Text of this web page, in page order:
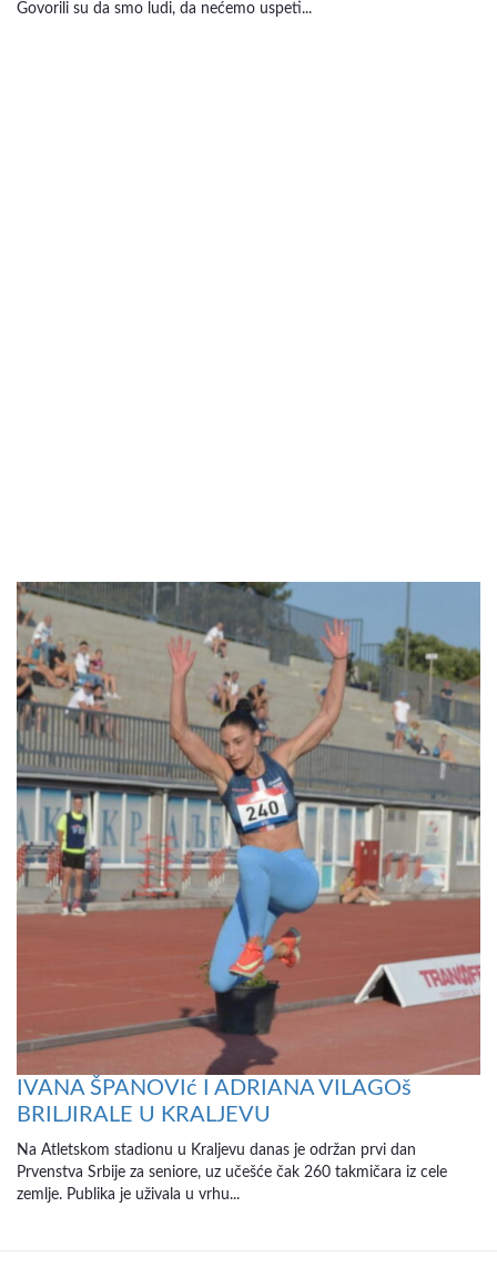
Govorili su da smo ludi, da nećemo uspeti...
IVANA ŠPANOVIć I ADRIANA VILAGOš
BRILJIRALE U KRALJEVU
Na Atletskom stadionu u Kraljevu danas je održan prvi dan
Prvenstva Srbije za seniore, uz učešće čak 260 takmičara iz cele
zemlje. Publika je uživala u vrhu...